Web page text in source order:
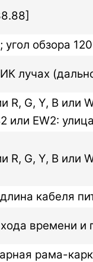
обзора
лучах
R, G, Y, B или
или EW2:
R, G, Y, B или
кабеля
времени и
рама-